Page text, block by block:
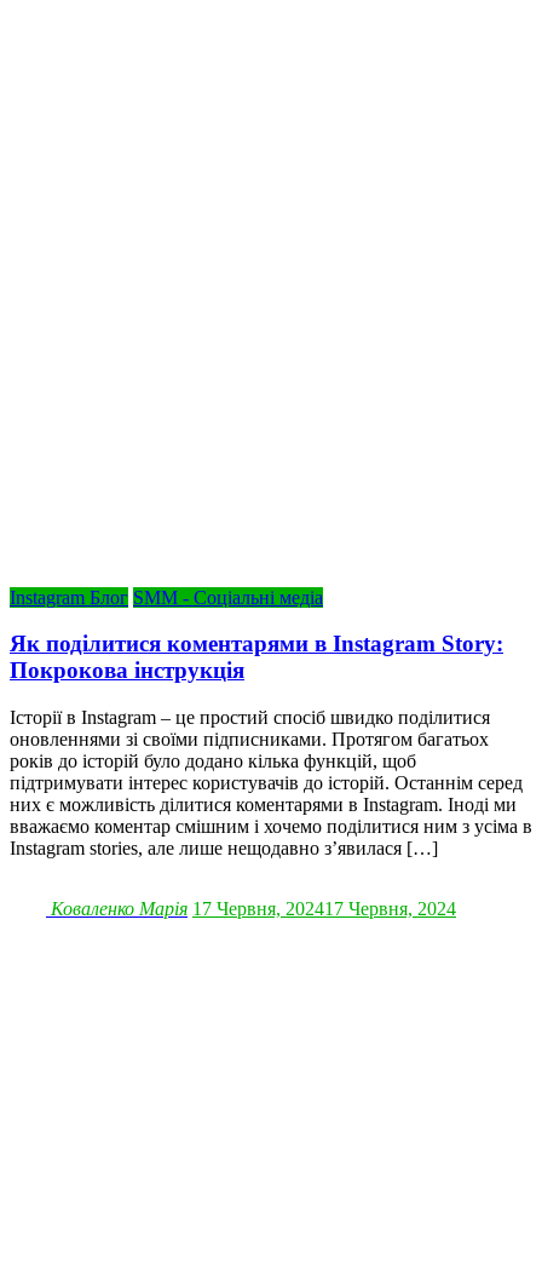
Instagram Блог SMM - Соціальні медіа
Як поділитися коментарями в Instagram Story:
Покрокова інструкція
Історії в Instagram – це простий спосіб швидко поділитися
оновленнями зі своїми підписниками. Протягом багатьох
років до історій було додано кілька функцій, щоб
підтримувати інтерес користувачів до історій. Останнім серед
них є можливість ділитися коментарями в Instagram. Іноді ми
вважаємо коментар смішним і хочемо поділитися ним з усіма в
Instagram stories, але лише нещодавно з’явилася […]
Коваленко Марія 17 Червня, 202417 Червня, 2024